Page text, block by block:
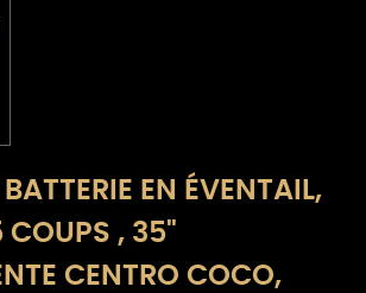
EN ÉVENTAIL,
, 35"
CENTRO COCO,